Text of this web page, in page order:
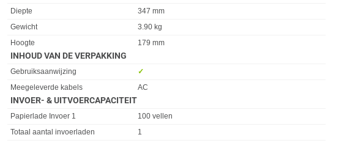
Diepte
347 mm
Gewicht
3.90 kg
Hoogte
179 mm
INHOUD VAN DE VERPAKKING
Eigenschap Waarde
Gebruiksaanwijzing
✓︎
Meegeleverde kabels
AC
INVOER- & UITVOERCAPACITEIT
Eigenschap Waarde
Papierlade Invoer 1
100 vellen
Totaal aantal invoerladen
1